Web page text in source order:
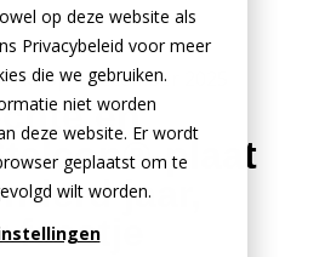
op deze website als
Privacybeleid voor meer
die we gebruiken.
niet worden
deze website. Er wordt
geplaatst om te
wilt worden.
B.V.
op9 december 2025
én
plaat
jaar,
feestje